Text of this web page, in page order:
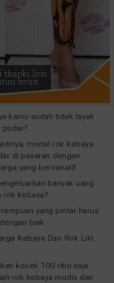
kamu sudah tidak layak
pudar?
model rok kebaya
di pasaran dengan
yang bervariatif.
banyak uang
rok kebaya?
yang pintar harus
baik.
Kebaya Dan Rok Lilit
kocek 100 ribu saja
rok kebaya modis dan